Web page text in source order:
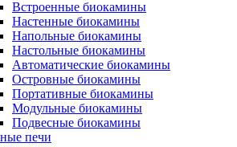
Встроенные биокамины
Настенные биокамины
Напольные биокамины
Настольные биокамины
Автоматические биокамины
Островные биокамины
Портативные биокамины
Модульные биокамины
Подвесные биокамины
печи